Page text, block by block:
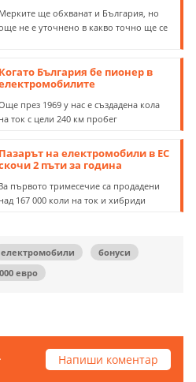
Мерките ще обхванат и България, но
не е уточнено в какво точно ще се
Когато България бе пионер в
през 1969 у нас е създадена кола
на ток с цели 240 км пробег
Пазарът на електромобили в ЕС
2 пъти за година
първото тримесечие са продадени
над 167 000 коли на ток и хибриди
електромобили
бонуси
евро
Напиши коментар